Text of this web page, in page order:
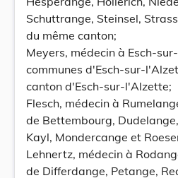
Schuttrange, Steinsel,
du même canton;
Meyers, médecin à Esch-
communes d'Esch-sur-
canton d'Esch-sur-l'Alzette;
Flesch, médecin à
de Bettembourg,
Kayl, Mondercange et
Lehnertz, médecin à
de Differdange, Petange,